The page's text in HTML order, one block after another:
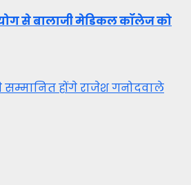
से बालाजी मेडिकल कॉलेज को
होंगे राजेश गनोदवाले